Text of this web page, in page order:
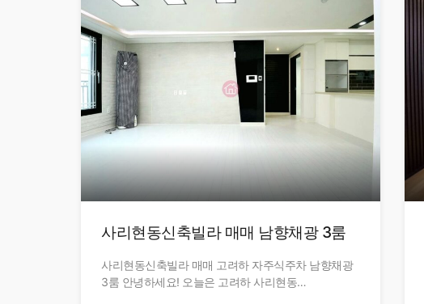
사리현동신축빌라 매매 남향채광 3룸
사리현동신축빌라 매매 고려하 자주식주차 남향채광
3룸 안녕하세요! 오늘은 고려하 사리현동…